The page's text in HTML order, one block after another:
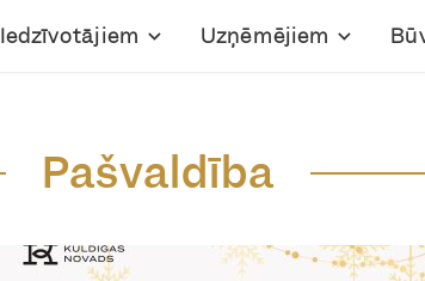
Iedzīvotājiem Uzņēmējiem
Pašvaldība